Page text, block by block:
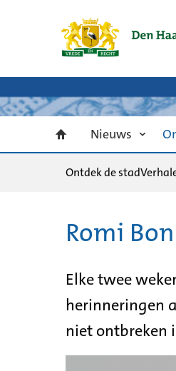
Nieuws
Ontdek de stad
Romi
Elke twee
herinneringen
niet ontbreken